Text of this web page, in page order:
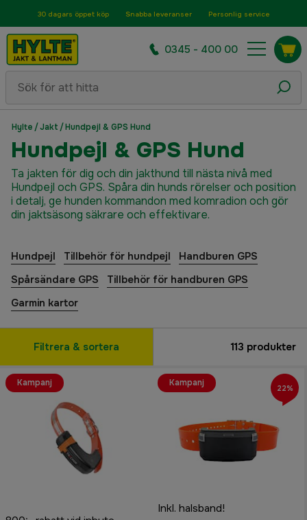
30 dagars öppet köp Snabba leveranser Personlig service
0345 - 400 00
Hylte /Jakt /Hundpejl & GPS Hund
Hundpejl & GPS Hund
Ta jakten för dig och din jakthund till nästa nivå med
Hundpejl och GPS. Spåra din hunds rörelser och position
i detalj, ge hunden kommandon med komradion och gör
din jaktsäsong säkrare och effektivare.
Hundpejl Tillbehör för hundpejl
Handburen GPS
Spårsändare GPS
Tillbehör för handburen GPS
Garmin kartor
Filtrera & sortera 113 produkter
Kampanj
Inkl. halsband!
Kampanj 22%